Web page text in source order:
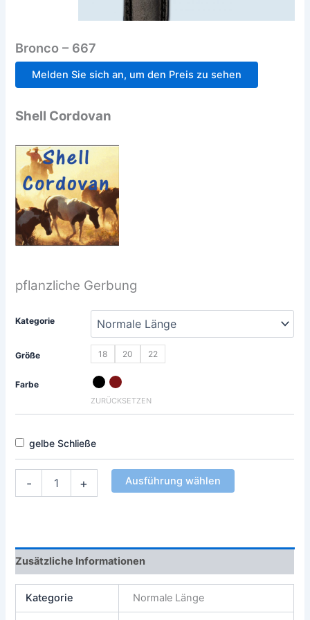
Bronco – 667
Melden Sie sich an, um den Preis zu sehen
Shell Cordovan
pflanzliche Gerbung
Kategorie
Größe 18 20 22
Farbe
ZURÜCKSETZEN
gelbe Schließe
- + Ausführung wählen
Zusätzliche Informationen
Kategorie Normale Länge